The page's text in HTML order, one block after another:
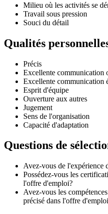
Milieu où les activités se
Travail sous pression
Souci du détail
Qualités
Précis
Excellente communication
Excellente communication
Esprit d'équipe
Ouverture aux autres
Jugement
Sens de l'organisation
Capacité d'adaptation
Questions de
Avez-vous de l'expérience
Possédez-vous les
l'offre d'emploi?
Avez-vous les
précisé dans l'offre